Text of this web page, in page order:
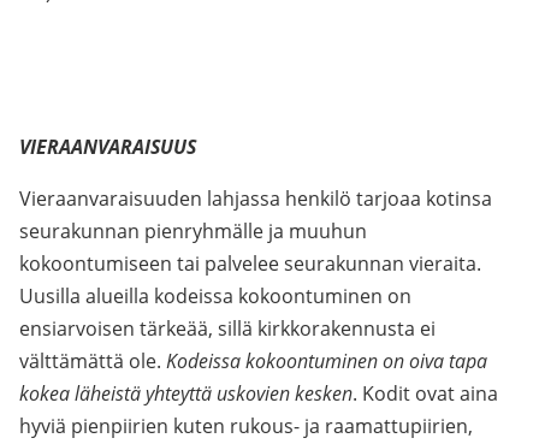
VIERAANVARAISUUS
Vieraanvaraisuuden lahjassa henkilö tarjoaa kotinsa
seurakunnan pienryhmälle ja muuhun
kokoontumiseen tai palvelee seurakunnan vieraita.
Uusilla alueilla kodeissa kokoontuminen on
ensiarvoisen tärkeää, sillä kirkkorakennusta ei
välttämättä ole. Kodeissa kokoontuminen on oiva tapa
kokea läheistä yhteyttä uskovien kesken. Kodit ovat aina
hyviä pienpiirien kuten rukous- ja raamattupiirien,